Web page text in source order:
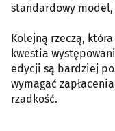
standardowy
Kolejną rzeczą,
kwestia
edycji są bardziej
wymagać
rzadkość.